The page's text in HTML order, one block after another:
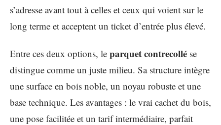
s’adresse avant tout à celles et ceux qui voient sur le
long terme et acceptent un ticket d’entrée plus élevé.
Entre ces deux options, le parquet contrecollé se
distingue comme un juste milieu. Sa structure intègre
une surface en bois noble, un noyau robuste et une
base technique. Les avantages : le vrai cachet du bois,
une pose facilitée et un tarif intermédiaire, parfait